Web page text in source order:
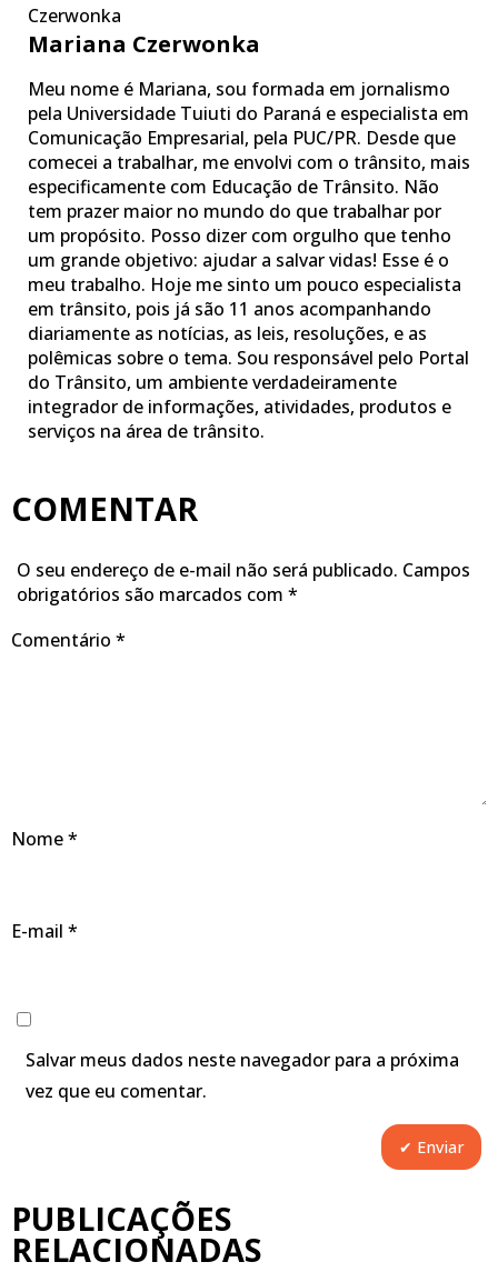
Mariana Czerwonka
Meu nome é Mariana, sou formada em jornalismo
pela Universidade Tuiuti do Paraná e especialista em
Comunicação Empresarial, pela PUC/PR. Desde que
comecei a trabalhar, me envolvi com o trânsito, mais
especificamente com Educação de Trânsito. Não
tem prazer maior no mundo do que trabalhar por
um propósito. Posso dizer com orgulho que tenho
um grande objetivo: ajudar a salvar vidas! Esse é o
meu trabalho. Hoje me sinto um pouco especialista
em trânsito, pois já são 11 anos acompanhando
diariamente as notícias, as leis, resoluções, e as
polêmicas sobre o tema. Sou responsável pelo Portal
do Trânsito, um ambiente verdadeiramente
integrador de informações, atividades, produtos e
serviços na área de trânsito.
COMENTAR
O seu endereço de e-mail não será publicado. Campos
obrigatórios são marcados com *
Comentário *
Nome*
E-mail *
Salvar meus dados neste navegador para a próxima
vez que eu comentar.
PUBLICAÇÕES
RELACIONADAS